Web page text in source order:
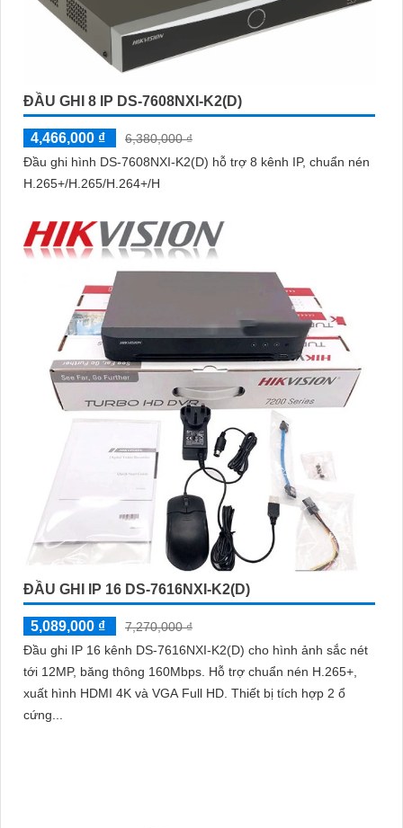
ĐẦU GHI 8 IP DS-7608NXI-K2(D)
4,466,000 ₫
6,380,000 ₫
Đầu ghi hình DS-7608NXI-K2(D) hỗ trợ 8 kênh IP, chuẩn nén
H.265+/H.265/H.264+/H
ĐẦU GHI IP 16 DS-7616NXI-K2(D)
5,089,000 ₫
7,270,000 ₫
Đầu ghi IP 16 kênh DS-7616NXI-K2(D) cho hình ảnh sắc nét
tới 12MP, băng thông 160Mbps. Hỗ trợ chuẩn nén H.265+,
xuất hình HDMI 4K và VGA Full HD. Thiết bị tích hợp 2 ổ
cứng...